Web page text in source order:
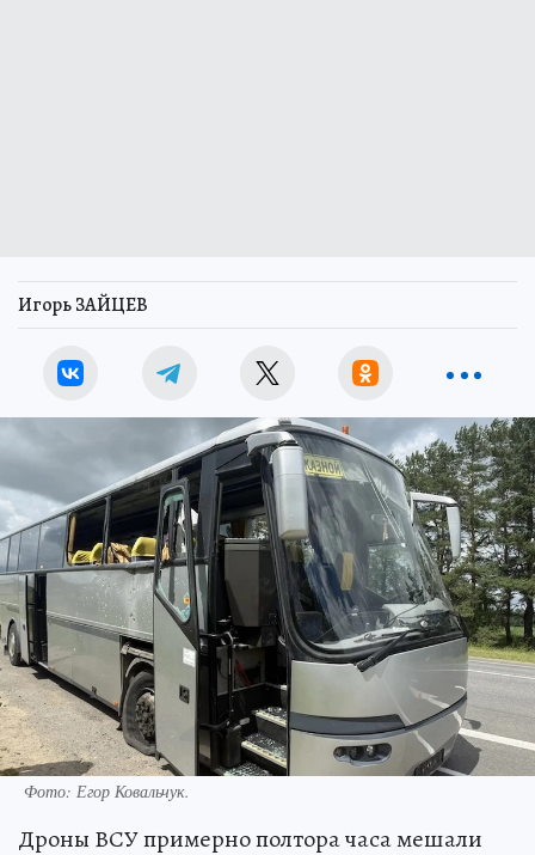
Игорь ЗАЙЦЕВ
Фото: Егор Ковальчук.
Дроны ВСУ примерно полтора часа мешали